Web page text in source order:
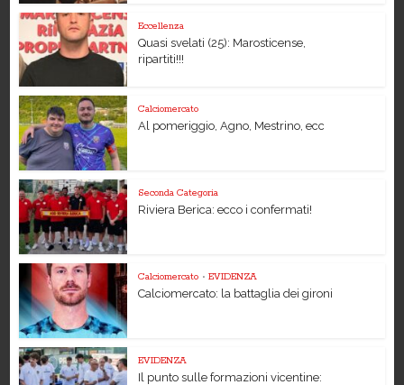
Eccellenza
Quasi svelati (25): Marosticense,
ripartiti!!!
Calciomercato
Al pomeriggio, Agno, Mestrino, ecc
Seconda Categoria
Riviera Berica: ecco i confermati!
Calciomercato • EVIDENZA
Calciomercato: la battaglia dei gironi
EVIDENZA
Il punto sulle formazioni vicentine: